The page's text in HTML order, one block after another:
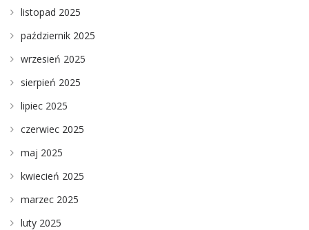
listopad 2025
październik 2025
wrzesień 2025
sierpień 2025
lipiec 2025
czerwiec 2025
maj 2025
kwiecień 2025
marzec 2025
luty 2025